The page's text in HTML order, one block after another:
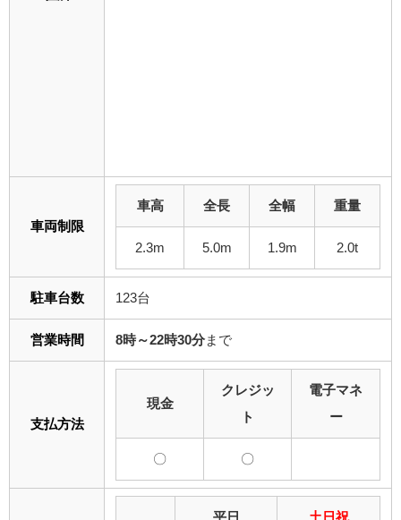
車両制限
車高 全長 全幅 重量
2.3m 5.0m 1.9m 2.0t
駐車台数 123台
営業時間 8時～22時30分まで
支払方法
現金
クレジッ
ト
電子マネ
ー
〇 〇
平日 土日祝